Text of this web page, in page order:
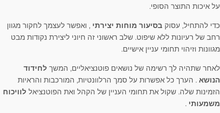
על איכות התוצר הסופי.
כדי להתחיל, עסוק בסיעור מוחות יצירתי , ואפשר לעצמך לחקור מגוון
רחב של רעיונות ללא שיפוט. שלב ראשוני זה חיוני ליצירת נקודות מבט
מגוונות וזיהוי תחומי עניין אישיים.
לאחר שתהיה לך רשימה של נושאים פוטנציאליים, המשך לחידוד
הנושא . הערך כל אפשרות על סמך הרלוונטיות, המורכבות והראיות
הזמינות שלה. שקול את תחומי העניין של הקהל ואת הפוטנציאל לוויכוח
משמעותי .